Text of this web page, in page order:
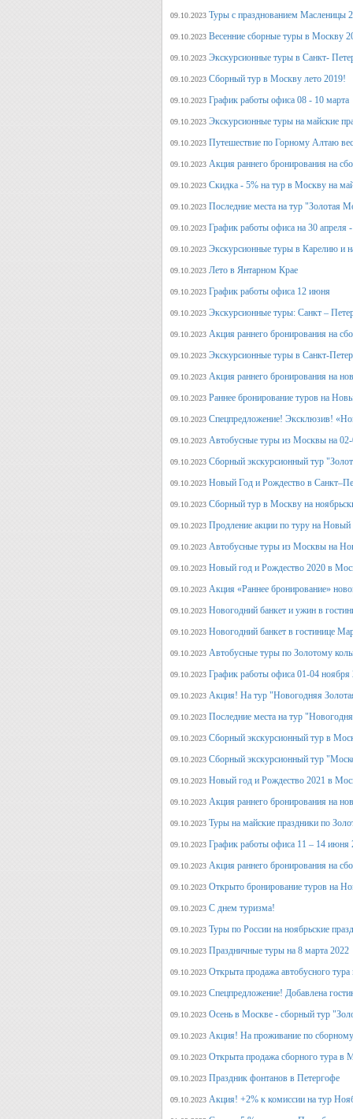
09.10.2023 Туры с празднованием Масленицы
09.10.2023 Весенние сборные туры в Москву
09.10.2023 Экскурсионные туры в Санкт-
09.10.2023 Сборный тур в Москву лето 2019!
09.10.2023 График работы офиса 08 - 10 марта
09.10.2023 Экскурсионные туры на майские
09.10.2023 Путешествие по Горному Алтаю
09.10.2023 Акция раннего бронирования на
09.10.2023 Скидка - 5% на тур в Москву на
09.10.2023 Последние места на тур "Золотая
09.10.2023 График работы офиса на 30 апреля
09.10.2023 Экскурсионные туры в Карелию и
09.10.2023 Лето в Янтарном Крае
09.10.2023 График работы офиса 12 июня
09.10.2023 Экскурсионные туры: Санкт –
09.10.2023 Акция раннего бронирования на
09.10.2023 Экскурсионные туры в Санкт-
09.10.2023 Акция раннего бронирования на
09.10.2023 Раннее бронирование туров на
09.10.2023 Спецпредложение! Эксклюзив!
09.10.2023 Автобусные туры из Москвы на
09.10.2023 Сборный экскурсионный тур
09.10.2023 Новый Год и Рождество в
09.10.2023 Сборный тур в Москву на
09.10.2023 Продление акции по туру на
09.10.2023 Автобусные туры из Москвы на
09.10.2023 Новый год и Рождество 2020 в
09.10.2023 Акция «Раннее бронирование»
09.10.2023 Новогодний банкет и ужин в
09.10.2023 Новогодний банкет в гостинице
09.10.2023 Автобусные туры по Золотому
09.10.2023 График работы офиса 01-04 ноября
09.10.2023 Акция! На тур "Новогодняя
09.10.2023 Последние места на тур
09.10.2023 Сборный экскурсионный тур в
09.10.2023 Сборный экскурсионный тур
09.10.2023 Новый год и Рождество 2021 в
09.10.2023 Акция раннего бронирования на
09.10.2023 Туры на майские праздники по
09.10.2023 График работы офиса 11 – 14 июня
09.10.2023 Акция раннего бронирования на
09.10.2023 Открыто бронирование туров на
09.10.2023 С днем туризма!
09.10.2023 Туры по России на ноябрьские
09.10.2023 Праздничные туры на 8 марта 2022
09.10.2023 Открыта продажа автобусного
09.10.2023 Спецпредложение! Добавлена
09.10.2023 Осень в Москве - сборный тур
09.10.2023 Акция! На проживание по
09.10.2023 Открыта продажа сборного тура в
09.10.2023 Праздник фонтанов в Петергофе
09.10.2023 Акция! +2% к комиссии на тур